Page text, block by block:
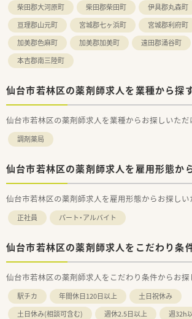
【想定される業務内容】
■外来の調剤・監査・服薬指導に加えて、施
務もご担当いただきます。
■将来的には、外来応対や居宅指導は正社員
ていく方針です。
■施設在宅業務では、多くの処方箋を迅速か
柴田郡大河原町
柴田郡柴田町 伊具郡丸森町
亘理郡山元町
宮城郡七ヶ浜町 宮城郡利府町
加美郡色麻町
加美郡加美町 遠田郡涌谷町
本吉郡南三陸町
仙台市若林区の薬剤師求人を業種から探
仙台市若林区の薬剤師求人を業種からお探しいただ
調剤薬局
仙台市若林区の薬剤師求人を雇用形態か
仙台市若林区の薬剤師求人を雇用形態からお探しい
正社員 パート・アルバイト
仙台市若林区の薬剤師求人をこだわり条
仙台市若林区の薬剤師求人をこだわり条件からお探
駅チカ 年間休日120日以上
土日祝休み
土日休み(相談可含む)
週休2.5日以上 週32h